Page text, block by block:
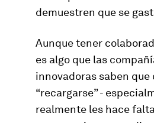
demuestren que se
Aunque tener
es algo que las
innovadoras saben
“recargarse” -
realmente les hace